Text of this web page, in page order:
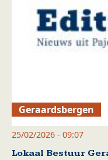
Geraardsbergen
25/02/2026 - 09:07
Lokaal Bestuur